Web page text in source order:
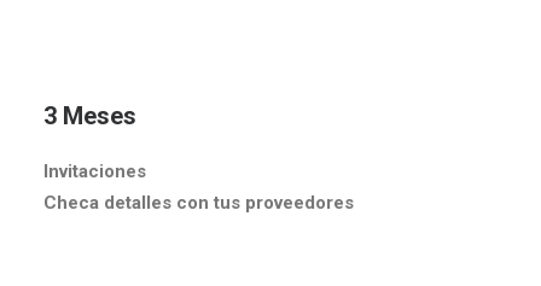
3 Meses
Invitaciones
Checa detalles con tus proveedores